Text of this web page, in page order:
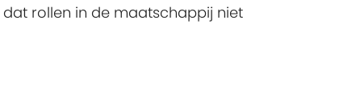
rollen in de maatschappij niet